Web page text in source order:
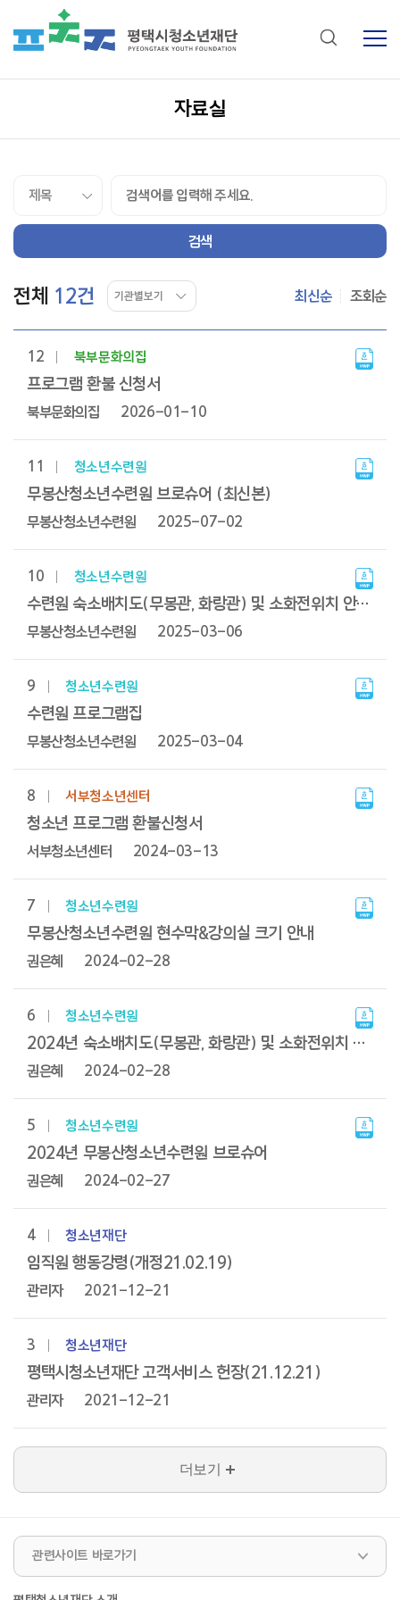
자료실
전체 12건 최신순 조회순
목록
자료실
게시판
목록이며
번호,
구분,
제목,
작성자,
제공하고
링크를
상세페이지로
12 북부문화의집
프로그램 환불 신청서
북부문화의집 2026-01-10
11 청소년수련원
무봉산청소년수련원 브로슈어 (최신본)
무봉산청소년수련원 2025-07-02
10 청소년수련원
수련원 숙소배치도(무봉관, 화랑관) 및 소화전위치 안내 (최신본)
무봉산청소년수련원 2025-03-06
9 청소년수련원
수련원 프로그램집
무봉산청소년수련원 2025-03-04
8 서부청소년센터
청소년 프로그램 환불신청서
서부청소년센터 2024-03-13
7 청소년수련원
무봉산청소년수련원 현수막&강의실 크기 안내
권은혜 2024-02-28
6 청소년수련원
2024년 숙소배치도(무봉관, 화랑관) 및 소화전위치 안내
권은혜 2024-02-28
5 청소년수련원
2024년 무봉산청소년수련원 브로슈어
권은혜 2024-02-27
4 청소년재단
임직원 행동강령(개정21.02.19)
관리자 2021-12-21
3 청소년재단
평택시청소년재단 고객서비스 헌장(21.12.21)
관리자 2021-12-21
더보기
관련사이트 바로가기